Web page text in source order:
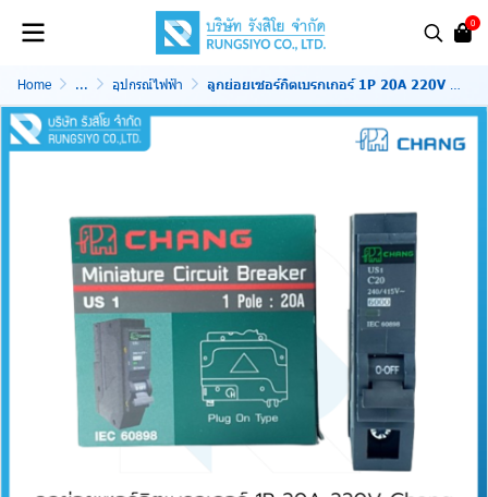
0
Home ... อุปกรณ์ไฟฟ้า ลูกย่อยเซอร์กิตเบรกเกอร์ 1P 20A 220V Chang